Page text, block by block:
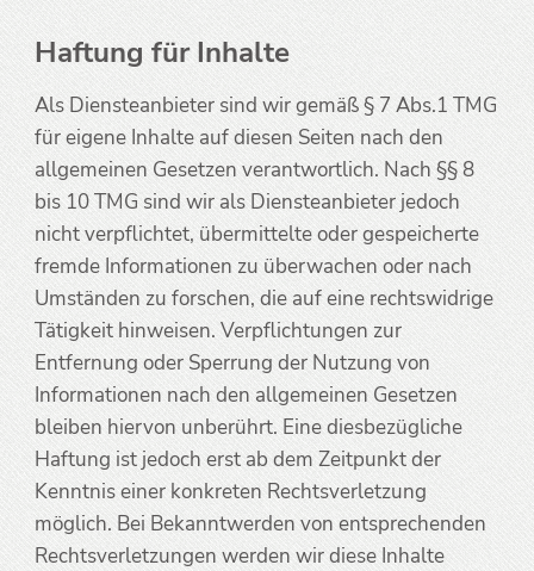
Haftung für Inhalte
Als Diensteanbieter sind wir gemäß § 7 Abs.1 TMG
für eigene Inhalte auf diesen Seiten nach den
allgemeinen Gesetzen verantwortlich. Nach §§ 8
bis 10 TMG sind wir als Diensteanbieter jedoch
nicht verpflichtet, übermittelte oder gespeicherte
fremde Informationen zu überwachen oder nach
Umständen zu forschen, die auf eine rechtswidrige
Tätigkeit hinweisen. Verpflichtungen zur
Entfernung oder Sperrung der Nutzung von
Informationen nach den allgemeinen Gesetzen
bleiben hiervon unberührt. Eine diesbezügliche
Haftung ist jedoch erst ab dem Zeitpunkt der
Kenntnis einer konkreten Rechtsverletzung
möglich. Bei Bekanntwerden von entsprechenden
Rechtsverletzungen werden wir diese Inhalte